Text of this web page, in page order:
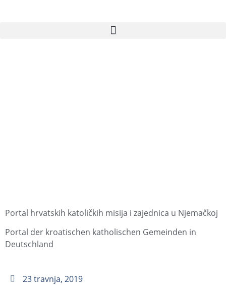
Portal hrvatskih katoličkih misija i zajednica u Njemačkoj
Portal der kroatischen katholischen Gemeinden in
Deutschland
23 travnja, 2019